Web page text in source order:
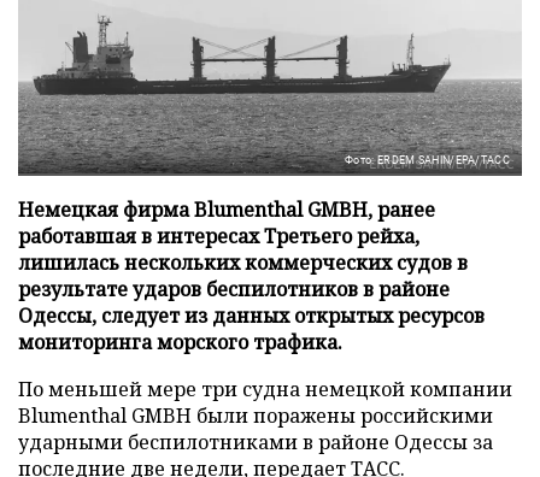
Фото: ERDEM SAHIN/EPA/ТАСС
Немецкая фирма Blumenthal GMBH, ранее
работавшая в интересах Третьего рейха,
лишилась нескольких коммерческих судов в
результате ударов беспилотников в районе
Одессы, следует из данных открытых ресурсов
мониторинга морского трафика.
По меньшей мере три судна немецкой компании
Blumenthal GMBH были поражены российскими
ударными беспилотниками в районе Одессы за
последние две недели, передаетТАСС.